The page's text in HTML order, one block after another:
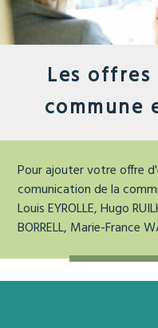
Les
commune
Pour ajouter votre offre
comunication de la
Louis EYROLLE, Hugo
BORRELL, Marie-France